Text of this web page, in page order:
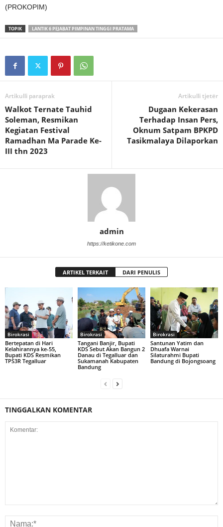
(PROKOPIM)
TOPIK LANTIK 6 PEJABAT PIMPINAN TINGGI PRATAMA
Artikulli paraprak
Walkot Ternate Tauhid
Soleman, Resmikan
Kegiatan Festival
Ramadhan Ma Parade Ke-
III thn 2023
Artikulli tjetër
Dugaan Kekerasan
Terhadap Insan Pers,
Oknum Satpam BPKPD
Tasikmalaya Dilaporkan
admin
https://ketikone.com
ARTIKEL TERKAIT DARI PENULIS
Birokrasi
Bertepatan di Hari
Kelahirannya ke-55,
Bupati KDS Resmikan
TPS3R Tegalluar
Birokrasi
Tangani Banjir, Bupati
KDS Sebut Akan Bangun 2
Danau di Tegalluar dan
Sukamanah Kabupaten
Bandung
Birokrasi
Santunan Yatim dan
Dhuafa Warnai
Silaturahmi Bupati
Bandung di Bojongsoang
TINGGALKAN KOMENTAR